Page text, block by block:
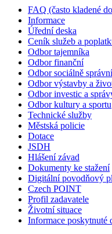
FAQ (často kladené
Informace
Úřední deska
Ceník služeb a
Odbor tajemníka
Odbor finanční
Odbor sociálně správní
Odbor výstavby a
Odbor investic a
Odbor kultury a sportu
Technické služby
Městská policie
Dotace
JSDH
Hlášení závad
Dokumenty ke stažení
Digitální povodňový
Czech POINT
Profil zadavatele
Životní situace
Informace poskytnuté